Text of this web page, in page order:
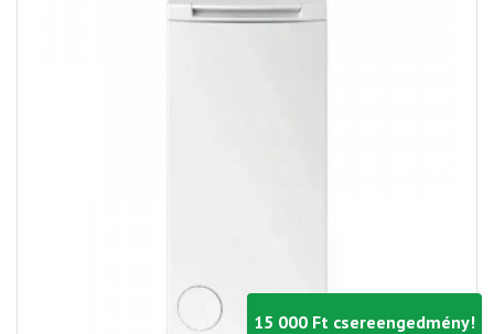
15 000 Ft csereengedmény!